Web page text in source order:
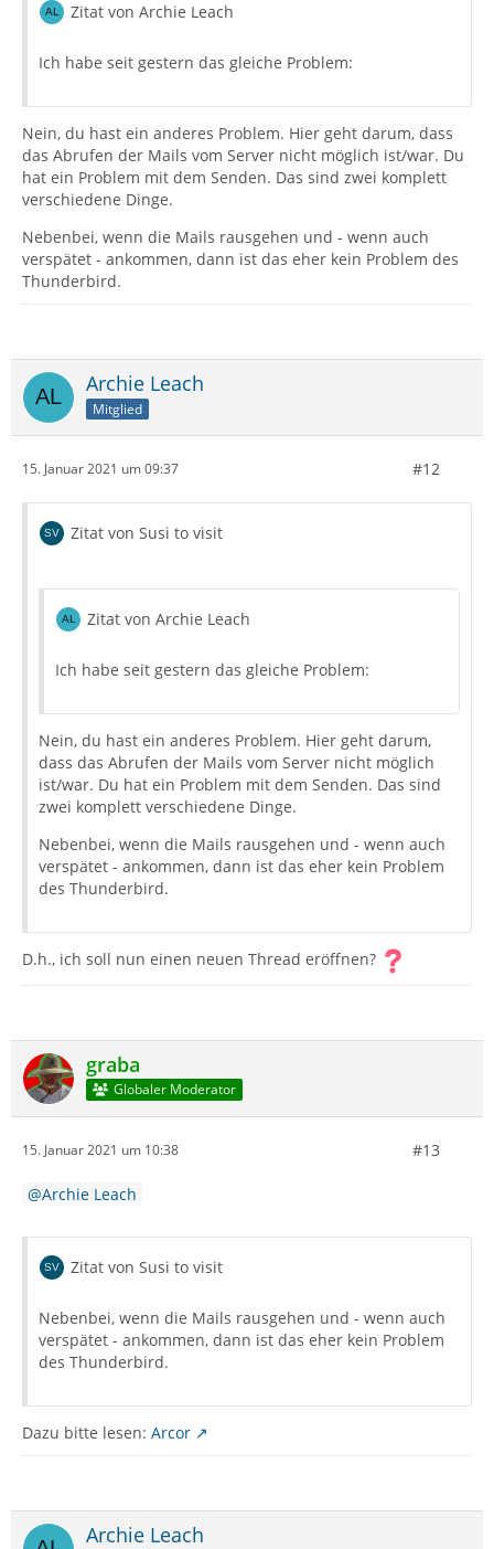
Zitat von Archie Leach
Ich habe seit gestern das gleiche Problem:
Nein, du hast ein anderes Problem. Hier geht darum, dass
das Abrufen der Mails vom Server nicht möglich ist/war. Du
hat ein Problem mit dem Senden. Das sind zwei komplett
verschiedene Dinge.
Nebenbei, wenn die Mails rausgehen und - wenn auch
verspätet - ankommen, dann ist das eher kein Problem des
Thunderbird.
Archie Leach
Mitglied
15. Januar 2021 um 09:37 #12
Zitat von Susi to visit
Zitat von Archie Leach
Ich habe seit gestern das gleiche Problem:
Nein, du hast ein anderes Problem. Hier geht darum,
dass das Abrufen der Mails vom Server nicht möglich
ist/war. Du hat ein Problem mit dem Senden. Das sind
zwei komplett verschiedene Dinge.
Nebenbei, wenn die Mails rausgehen und - wenn auch
verspätet - ankommen, dann ist das eher kein Problem
des Thunderbird.
D.h., ich soll nun einen neuen Thread eröffnen?
graba
Globaler Moderator
15. Januar 2021 um 10:38 #13
Archie Leach
Zitat von Susi to visit
Nebenbei, wenn die Mails rausgehen und - wenn auch
verspätet - ankommen, dann ist das eher kein Problem
des Thunderbird.
Dazu bitte lesen: Arcor
Archie Leach